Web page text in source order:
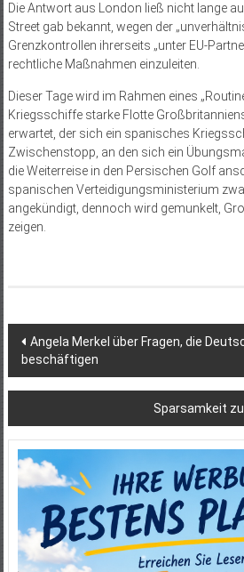
Die Antwort aus London ließ nicht lange
Street gab bekannt, wegen der
Grenzkontrollen ihrerseits „unter EU-
rechtliche Maßnahmen einzuleiten.
Dieser Tage wird im Rahmen eines
Kriegsschiffe starke Flotte
erwartet, der sich ein spanisches
Zwischenstopp, an den sich ein
die Weiterreise in den Persischen Golf
spanischen Verteidigungsministerium
angekündigt, dennoch wird gemunkelt,
zeigen.
Beitragsnavigation
Angela Merkel über Fragen, die
beschäftigen
Sparsamkeit